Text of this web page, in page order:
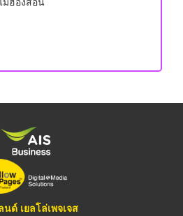
นด์ เยลโล่เพจเจส